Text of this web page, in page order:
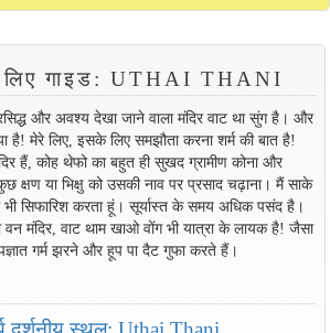
गाइड: UTHAI THANI
और अवश्य देखा जाने वाला मंदिर वाट था सुंग है। और
है! मेरे लिए, इसके लिए समझौता करना शर्म की बात है!
हैं, कोह थेफो का बहुत ही सुखद ग्रामीण कोना और
क्षण या भिक्षु को उसकी नाव पर प्रसाद चढ़ाना। मैं साके
सिफारिश करता हूं। सूर्यास्त के समय अधिक पसंद है।
वन मंदिर, वाट थाम खाओ वोंग भी यात्रा के लायक है! जैसा
गर्म झरने और हूप पा दैट गुफा करते हैं।